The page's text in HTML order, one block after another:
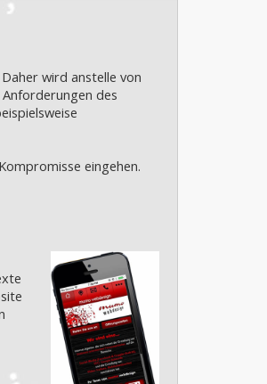
wird anstelle von
des
eingehen.